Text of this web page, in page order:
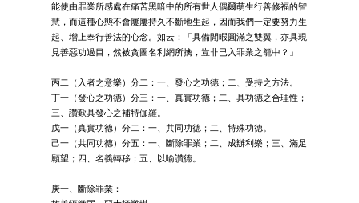
能使由罪業所感處在痛苦黑暗中的所有世人偶爾萌生行善修福的智
慧，而這種心態不會屢屢持久不斷地生起，因而我們一定要努力生
起、增上奉行善法的心念。如云：「具備閒暇圓滿之雙翼，亦具現
見善惡功過目，然被貪圖名利網所擒，豈非已入罪業之籠中？」
丙二（入者之意樂）分二：一、發心之功德；二、受持之方法。
丁一（發心之功德）分三：一、真實功德；二、具功德之合理性；
三、讚歎具發心之補特伽羅。
戊一（真實功德）分二：一、共同功德；二、特殊功德。
己一（共同功德）分五：一、斷除罪業；二、成辦利樂；三、滿足
願望；四、名義轉移；五、以喻讚德。
庚一、斷除罪業：